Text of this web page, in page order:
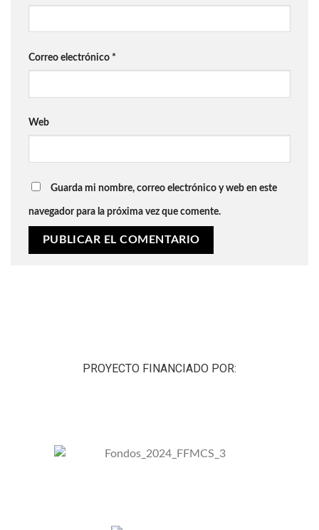
Correo electrónico *
Web
Guarda mi nombre, correo electrónico y web en este
navegador para la próxima vez que comente.
PROYECTO FINANCIADO POR: